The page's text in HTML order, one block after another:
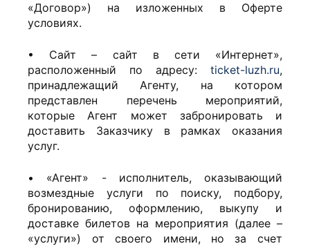
«Договор») на изложенных в Оферте
условиях.
• Сайт – сайт в сети «Интернет»,
расположенный по адресу: ticket-luzh.ru,
принадлежащий Агенту, на котором
представлен перечень мероприятий,
которые Агент может забронировать и
доставить Заказчику в рамках оказания
услуг.
• «Агент» - исполнитель, оказывающий
возмездные услуги по поиску, подбору,
бронированию, оформлению, выкупу и
доставке билетов на мероприятия (далее –
«услуги») от своего имени, но за счет